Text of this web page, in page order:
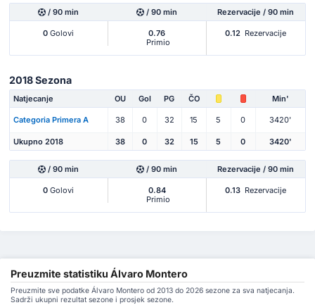
/ 90 min / 90 min Rezervacije / 90 min
0 Golovi
0.76
Primio
0.12 Rezervacije
2018 Sezona
Natjecanje OU Gol PG ČO Min'
Categoria Primera A 38 0 32 15 5 0 3420'
Ukupno 2018 38 0 32 15 5 0 3420'
/ 90 min / 90 min Rezervacije / 90 min
0 Golovi
0.84
Primio
0.13 Rezervacije
Preuzmite statistiku Álvaro Montero
Preuzmite sve podatke Álvaro Montero od 2013 do 2026 sezone za sva natjecanja.
Sadrži ukupni rezultat sezone i prosjek sezone.